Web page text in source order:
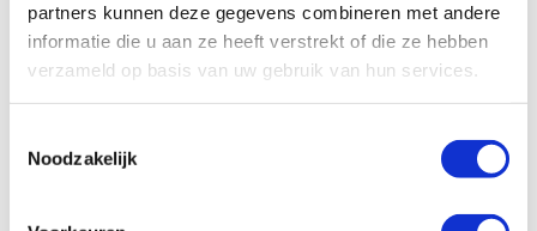
partners kunnen deze gegevens combineren met andere
informatie die u aan ze heeft verstrekt of die ze hebben
verzameld op basis van uw gebruik van hun services.
Noodzakelijk